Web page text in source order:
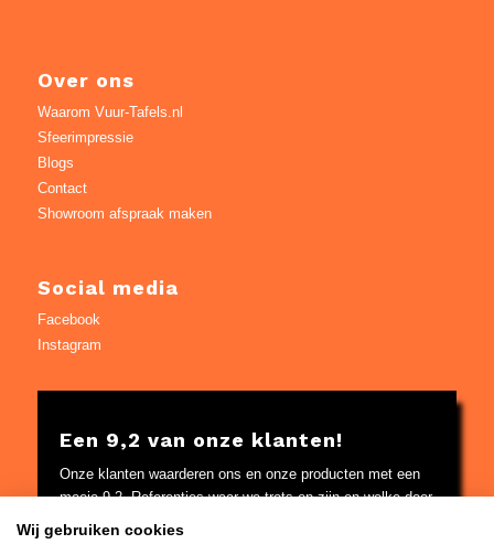
Over ons
Waarom Vuur-Tafels.nl
Sfeerimpressie
Blogs
Contact
Showroom afspraak maken
Social media
Facebook
Instagram
Een 9,2 van onze klanten!
Onze klanten waarderen ons en onze producten met een
mooie 9,2. Referenties waar we trots op zijn en welke door
Wij gebruiken cookies